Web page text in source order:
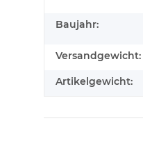
Baujahr:
Versandgewicht:
Artikelgewicht: